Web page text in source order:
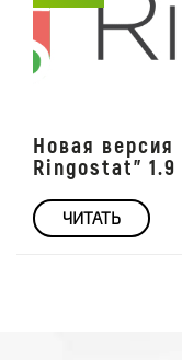
Новая версия
Ringostat" 1.9
ЧИТАТЬ